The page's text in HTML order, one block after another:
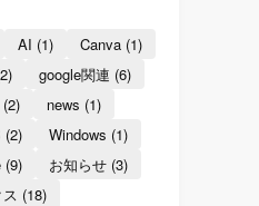
AI (1) Canva (1)
google関連 (6)
(2) news (1)
(2) Windows (1)
(9) お知らせ (3)
(18)